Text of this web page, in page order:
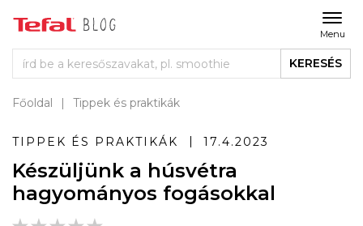
Menu
KERESÉS
Főoldal Tippek és praktikák
TIPPEK ÉS PRAKTIKÁK 17.4.2023
Készüljünk a húsvétra
hagyományos fogásokkal